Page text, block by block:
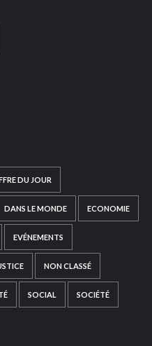
DU JOUR
DANS LE MONDE ECONOMIE
EVÉNEMENTS
NON CLASSÉ
SOCIAL SOCIÉTÉ